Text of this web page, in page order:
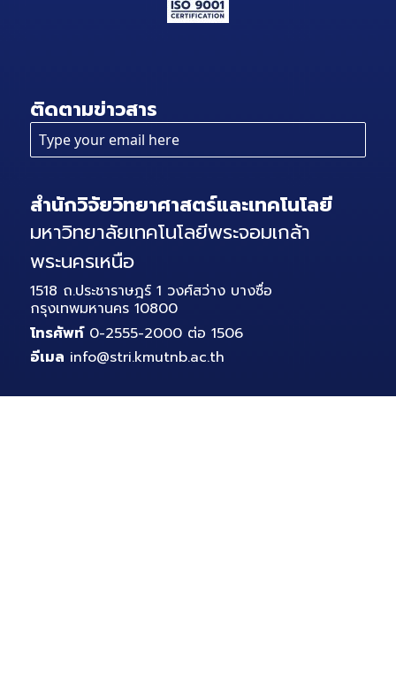
ติดตามข่าวสาร
สำนักวิจัยวิทยาศาสตร์และเทคโนโลยี
มหาวิทยาลัยเทคโนโลยีพระจอมเกล้า
พระนครเหนือ
1518 ถ.ประชาราษฎร์ 1 วงศ์สว่าง บางซื่อ
กรุงเทพมหานคร 10800
โทรศัพท์ 0-2555-2000 ต่อ 1506
อีเมล info@stri.kmutnb.ac.th